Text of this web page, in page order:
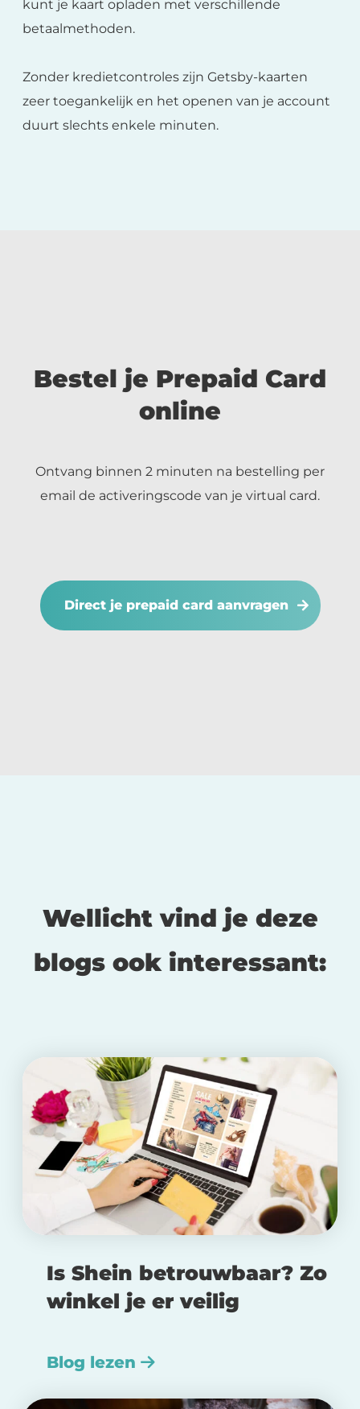
kunt je kaart opladen met verschillende
betaalmethoden.
Zonder kredietcontroles zijn Getsby-kaarten
zeer toegankelijk en het openen van je account
duurt slechts enkele minuten.
Bestel je Prepaid Card
online
Ontvang binnen 2 minuten na bestelling per
email de activeringscode van je virtual card.
Direct je prepaid card aanvragen
Wellicht vind je deze
blogs ook interessant:
Is Shein betrouwbaar? Zo
winkel je er veilig
Blog lezen